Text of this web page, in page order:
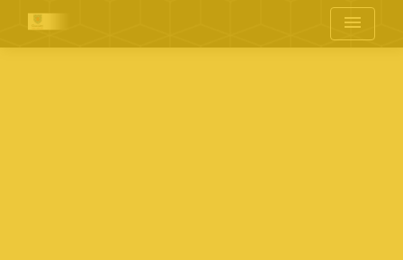
menu